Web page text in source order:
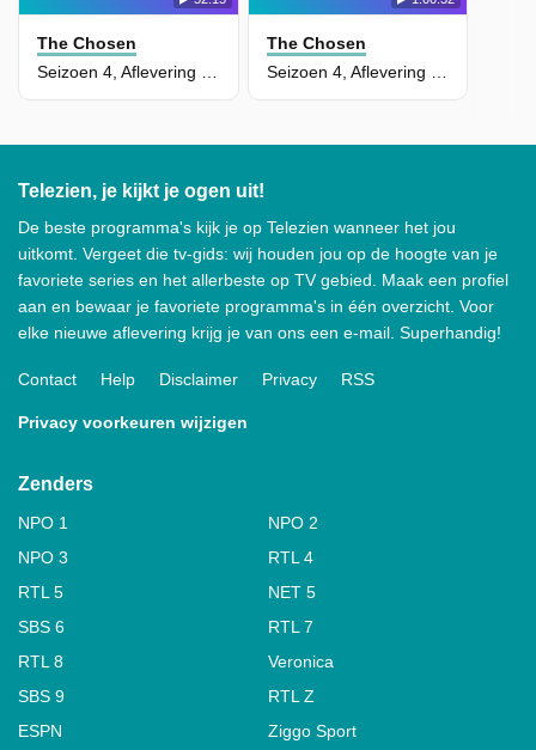
The Chosen
The Chosen
Telezien, je kijkt je ogen uit!
De beste programma's kijk je op Telezien wanneer het jou
uitkomt. Vergeet die tv-gids: wij houden jou op de hoogte van je
favoriete series en het allerbeste op TV gebied. Maak een profiel
aan en bewaar je favoriete programma's in één overzicht. Voor
elke nieuwe aflevering krijg je van ons een e-mail. Superhandig!
Contact Help Disclaimer Privacy RSS
Privacy voorkeuren wijzigen
Zenders
NPO 1
NPO 2
NPO 3
RTL 4
RTL 5
NET 5
SBS 6
RTL 7
RTL 8
Veronica
SBS 9
RTL Z
ESPN
Ziggo Sport